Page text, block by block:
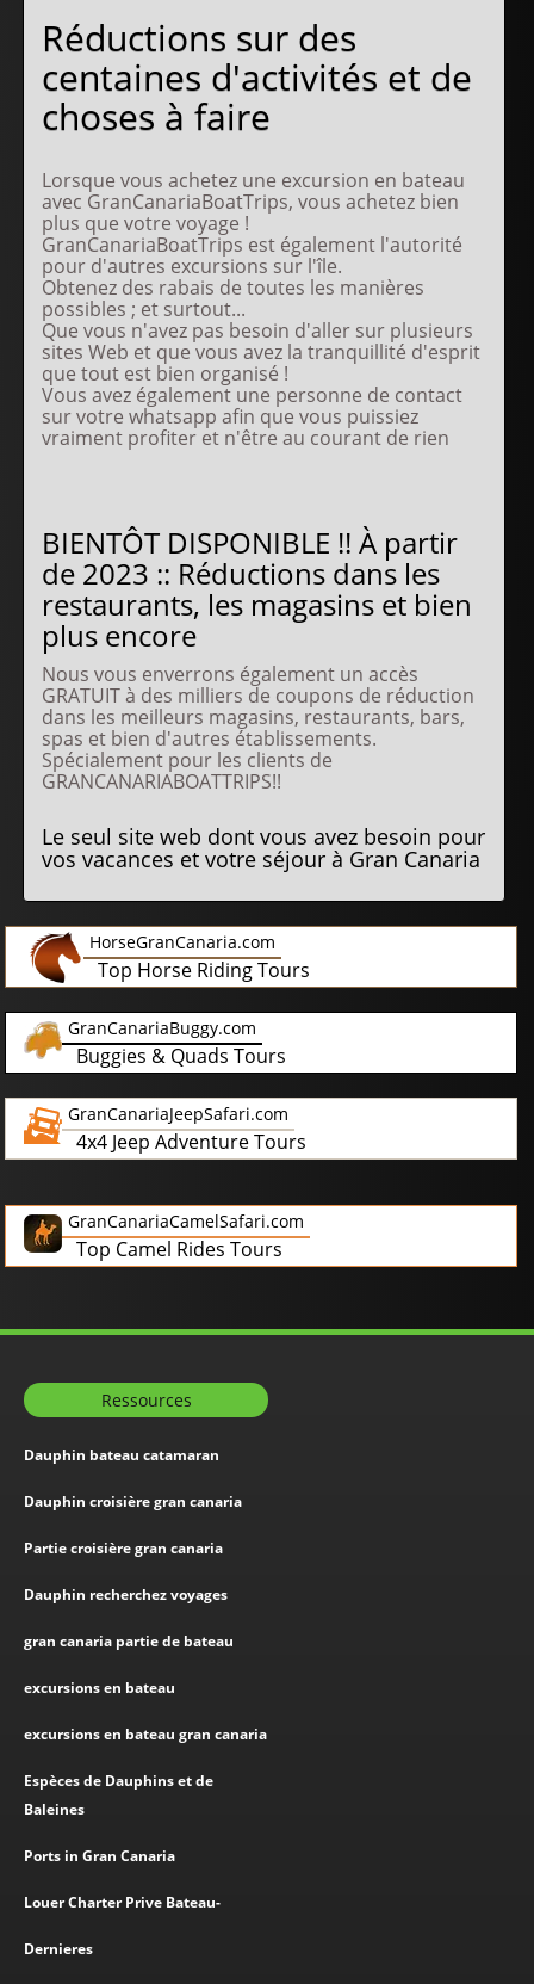
Réductions sur des
centaines d'activités et de
choses à faire
Lorsque vous achetez une excursion en bateau
avec GranCanariaBoatTrips, vous achetez bien
plus que votre voyage !
GranCanariaBoatTrips est également l'autorité
pour d'autres excursions sur l'île.
Obtenez des rabais de toutes les manières
possibles ; et surtout...
Que vous n'avez pas besoin d'aller sur plusieurs
sites Web et que vous avez la tranquillité d'esprit
que tout est bien organisé !
Vous avez également une personne de contact
sur votre whatsapp afin que vous puissiez
vraiment profiter et n'être au courant de rien
BIENTÔT DISPONIBLE !! À partir
de 2023 :: Réductions dans les
restaurants, les magasins et bien
plus encore
Nous vous enverrons également un accès
GRATUIT à des milliers de coupons de réduction
dans les meilleurs magasins, restaurants, bars,
spas et bien d'autres établissements.
Spécialement pour les clients de
GRANCANARIABOATTRIPS!!
Le seul site web dont vous avez besoin pour
vos vacances et votre séjour à Gran Canaria
HorseGranCanaria.com
Top Horse Riding Tours
GranCanariaBuggy.com
Buggies & Quads Tours
GranCanariaJeepSafari.com
4x4 Jeep Adventure Tours
GranCanariaCamelSafari.com
Top Camel Rides Tours
Ressources
Dauphin bateau catamaran
Dauphin croisière gran canaria
Partie croisière gran canaria
Dauphin recherchez voyages
gran canaria partie de bateau
excursions en bateau
excursions en bateau gran canaria
Espèces de Dauphins et de
Baleines
Ports in Gran Canaria
Louer Charter Prive Bateau-
Dernieres